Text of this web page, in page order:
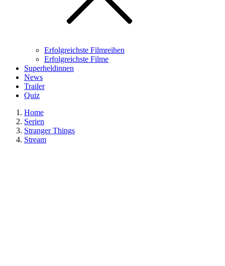
Erfolgreichste Filmreihen
Erfolgreichste Filme
Superheldinnen
News
Trailer
Quiz
Home
Serien
Stranger Things
Stream